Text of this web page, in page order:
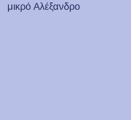
μικρό Αλέξανδρο